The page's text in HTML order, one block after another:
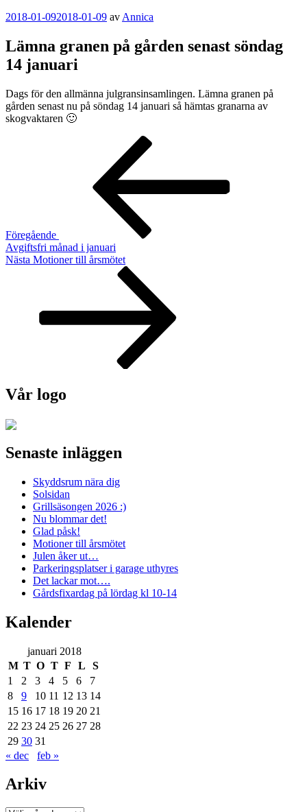
Publicerat
2018-01-092018-01-09 av Annica
Lämna granen på gården senast söndag
14 januari
Dags för den allmänna julgransinsamlingen. Lämna granen på
gården senast nu på söndag 14 januari så hämtas granarna av
skogvaktaren 🙂
Inläggsnavigering
Föregående
Avgiftsfri månad i januari
Nästa
Nästa Motioner till årsmötet
Vår logo
Senaste inläggen
Skyddsrum nära dig
Solsidan
Grillsäsongen 2026 :)
Nu blommar det!
Glad påsk!
Motioner till årsmötet
Julen åker ut…
Parkeringsplatser i garage uthyres
Det lackar mot….
Gårdsfixardag på lördag kl 10-14
Kalender
januari 2018
M T O T F L
S
1
2 3 4 5 6
7
8
9 10 11 12 13 14
15 16 17 18 19 20 21
22 23 24 25 26 27 28
29 30 31
« dec
feb »
Arkiv